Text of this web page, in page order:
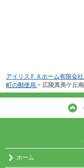
アイリスＦＡホーム有限会社
町の郵便局 > 広陵真美ケ丘
ホーム